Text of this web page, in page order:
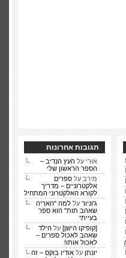
תגובות אחרונות
אורי על העץ הנדיב –
הספר הראשון שלי
מירב על ספרים
אלקטרוניים – מדריך
לקורא האלקטרוני המתחיל
ג'וניור על למה "האריה
שאהב תות" הוא ספר
בעייתי
[קופיקו הישן] על הילד
שאהב לאכול ספרים –
לאכול אותו!
יונתן על אודיו בוקס – זה